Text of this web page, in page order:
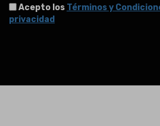
Acepto los Términos y
privacidad